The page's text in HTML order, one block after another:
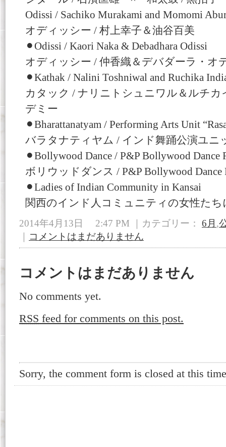
Odissi / Sachiko Murakami and Momomi
オディッシー / 村上幸子＆油谷百美
⚫︎Odissi / Kaori Naka & Debadhara Odissi
オディッシー / 仲香織＆デバダーラ・オ
⚫︎Kathak / Nalini Toshniwal and Ruchika
カタック / ナリニトシュニワル＆ルチ
デミー
⚫︎Bharattanatyam / Performing Arts Unit
バラタナティヤム / インド舞踊公演ユニ
⚫︎Bollywood Dance / P&P Bollywood Dance
ボリウッドダンス / P&P Bollywood Dance
⚫︎Ladies of Indian Community in Kansai
関西のインド人コミュニティの女性た
2014年4月13日 2:47 PM ｜カテゴリー： 6月 ,
コメントはまだありません
コメントはまだありません
No comments yet.
RSS feed for comments on this post.
Sorry, the comment form is closed at this